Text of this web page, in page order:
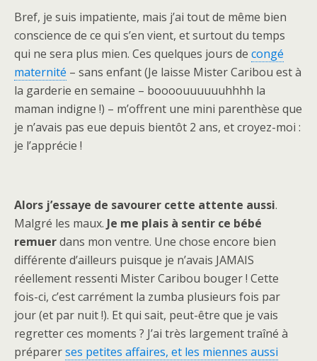
Bref, je suis impatiente, mais j’ai tout de même bien
conscience de ce qui s’en vient, et surtout du temps
qui ne sera plus mien. Ces quelques jours de congé
maternité – sans enfant (Je laisse Mister Caribou est à
la garderie en semaine – boooouuuuuuhhhh la
maman indigne !) – m’offrent une mini parenthèse que
je n’avais pas eue depuis bientôt 2 ans, et croyez-moi :
je l’apprécie !
Alors j’essaye de savourer cette attente aussi.
Malgré les maux. Je me plais à sentir ce bébé
remuerdans mon ventre. Une chose encore bien
différente d’ailleurs puisque je n’avais JAMAIS
réellement ressenti Mister Caribou bouger ! Cette
fois-ci, c’est carrément la zumba plusieurs fois par
jour (et par nuit !). Et qui sait, peut-être que je vais
regretter ces moments ? J’ai très largement traîné à
préparerses petites affaires, et les miennes aussi